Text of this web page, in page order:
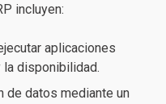
incluyen:
aplicaciones
la disponibilidad.
datos mediante un